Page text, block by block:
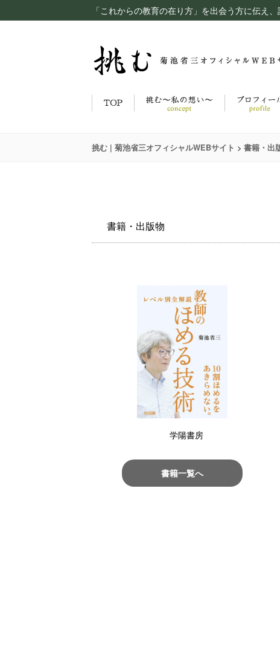
「これからの教育の在り方」を出会う方に伝え
挑む | 菊池省三オフィシャルWEBサイト > 書籍・出
書籍・出版物
学陽書房
書籍一覧へ